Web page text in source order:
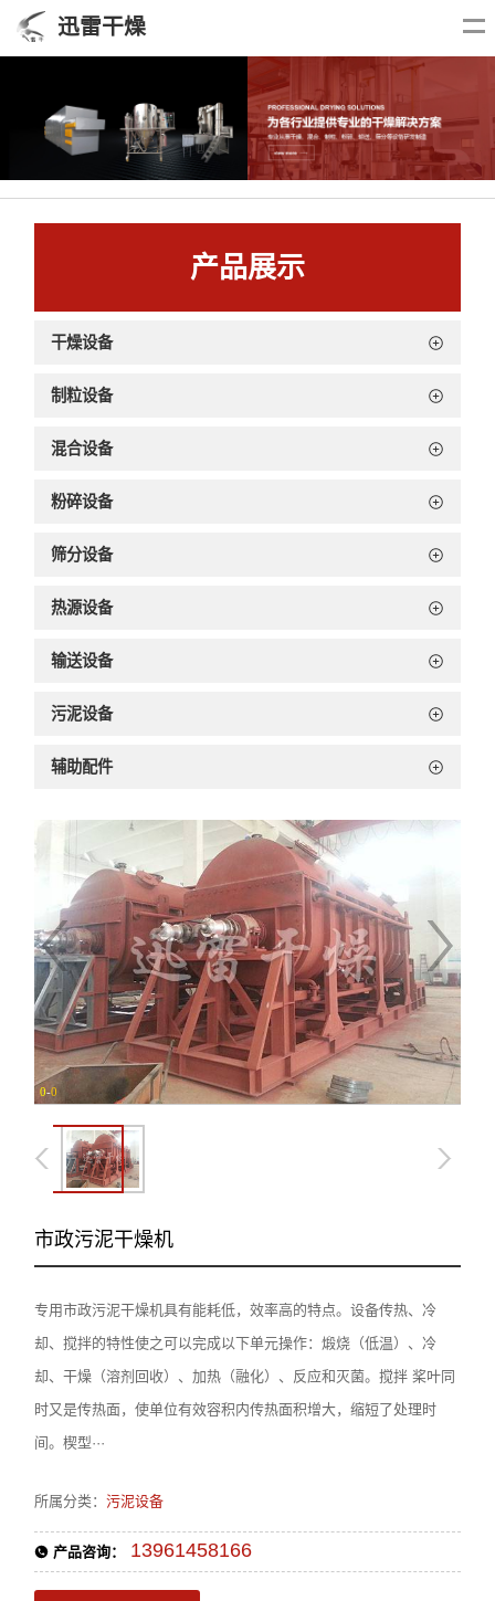
迅雷干燥
产品展示
干燥设备
制粒设备
混合设备
粉碎设备
筛分设备
热源设备
输送设备
污泥设备
辅助配件
0-0
市政污泥干燥机
专用市政污泥干燥机具有能耗低，效率高的特点。设备传热、冷
却、搅拌的特性使之可以完成以下单元操作：煅烧（低温）、冷
却、干燥（溶剂回收）、加热（融化）、反应和灭菌。搅拌 桨叶同
时又是传热面，使单位有效容积内传热面积增大，缩短了处理时
间。楔型···
所属分类：污泥设备
产品咨询： 13961458166